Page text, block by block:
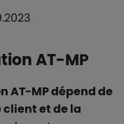
AT-MP
AT-MP dépend de
client et de la